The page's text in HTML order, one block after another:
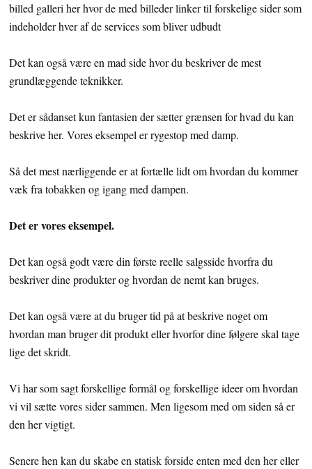
billed galleri her hvor de med billeder linker til forskelige sider som
indeholder hver af de services som bliver udbudt
Det kan også være en mad side hvor du beskriver de mest
grundlæggende teknikker.
Det er sådanset kun fantasien der sætter grænsen for hvad du kan
beskrive her. Vores eksempel er rygestop med damp.
Så det mest nærliggende er at fortælle lidt om hvordan du kommer
væk fra tobakken og igang med dampen.
Det er vores eksempel.
Det kan også godt være din første reelle salgsside hvorfra du
beskriver dine produkter og hvordan de nemt kan bruges.
Det kan også være at du bruger tid på at beskrive noget om
hvordan man bruger dit produkt eller hvorfor dine følgere skal tage
lige det skridt.
Vi har som sagt forskellige formål og forskellige ideer om hvordan
vi vil sætte vores sider sammen. Men ligesom med om siden så er
den her vigtigt.
Senere hen kan du skabe en statisk forside enten med den her eller